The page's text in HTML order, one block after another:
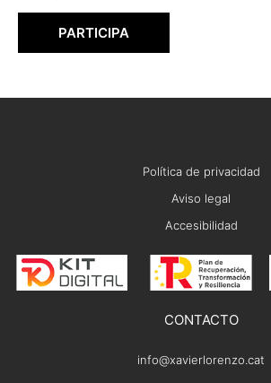
PARTICIPA
Política de privacidad
Aviso legal
Accesibilidad
CONTACTO
info@xavierlorenzo.cat